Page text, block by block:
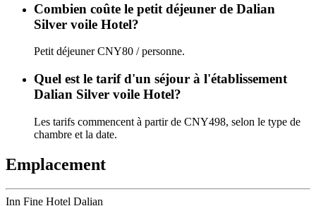
Combien coûte le petit déjeuner de Dalian
Silver voile Hotel?
Petit déjeuner CNY80 / personne.
Quel est le tarif d'un séjour à l'établissement
Dalian Silver voile Hotel?
Les tarifs commencent à partir de CNY498, selon le type de
chambre et la date.
Emplacement
Inn Fine Hotel Dalian